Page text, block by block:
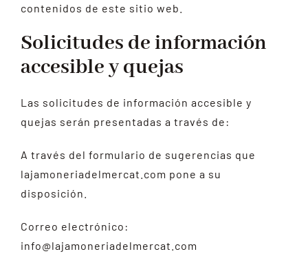
contenidos de este sitio web.
Solicitudes de información
accesible y quejas
Las solicitudes de información accesible y
quejas serán presentadas a través de:
A través del formulario de sugerencias que
lajamoneriadelmercat.com pone a su
disposición.
Correo electrónico:
info@lajamoneriadelmercat.com